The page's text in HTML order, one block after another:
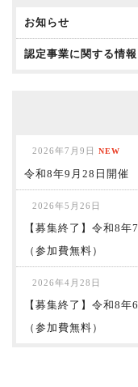
お知らせ
認定事業に関する情報
2026年7月9日 NEW
令和8年9月28日開催
2026年5月26日
【募集終了】令和8
（参加費無料）
2026年4月28日
【募集終了】令和8
（参加費無料）